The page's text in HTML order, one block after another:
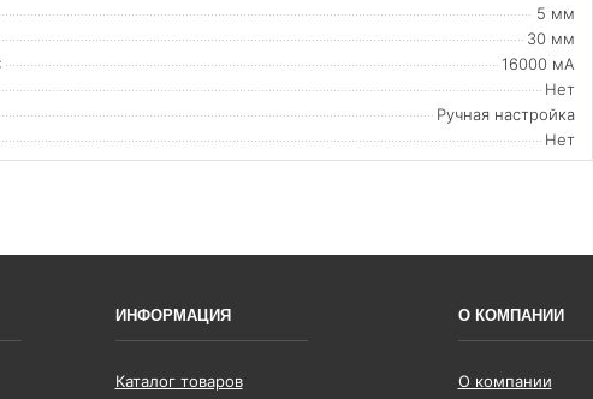
5 мм
30 мм
16000 мА
Нет
Ручная настройка
Нет
ИНФОРМАЦИЯ
Каталог товаров
О КОМПАНИИ
О компании